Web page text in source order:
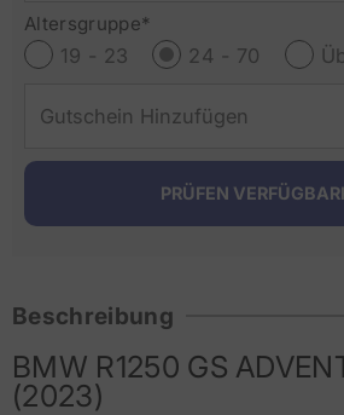
Altersgruppe*
19 - 23 24 - 70
Beschreibung
BMW R1250 GS
(2023)